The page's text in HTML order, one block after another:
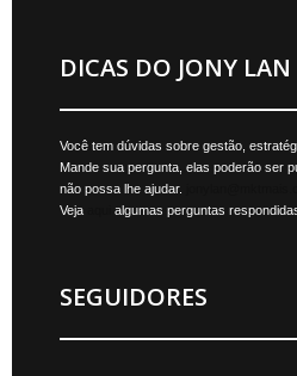
DICAS DO JONY LAN
Você tem dúvidas sobre gestão,
Mande sua pergunta, elas poderão ser
não possa lhe ajudar.
Veja
algumas perguntas
SEGUIDORES